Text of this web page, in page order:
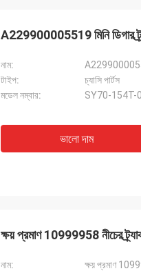
A229900005519 মিনি ডিগার
নাম:
টাইপ:
চ্যাসি পার্টস
মডেল নম্বার:
SY70-154T-
ভালো দাম
ক্ষয় প্রমাণ 10999958 নীচের
নাম:
ক্ষয় প্রমাণ